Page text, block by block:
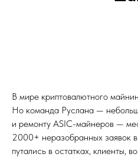
В мире криптовалютного
Но команда Руслана —
и ремонту ASIC-майнеров —
2000+ неразобранных заявок
путались в остатках, клиенты,